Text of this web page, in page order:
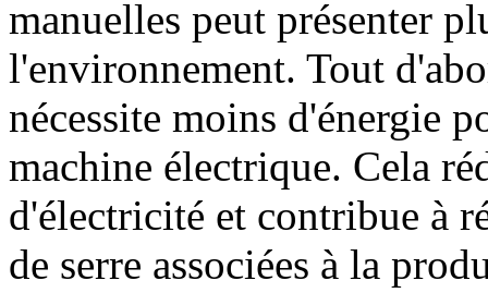
manuelles peut présenter
l'environnement. Tout
nécessite moins d'énergie
machine électrique. Cela
d'électricité et contribue à
de serre associées à la